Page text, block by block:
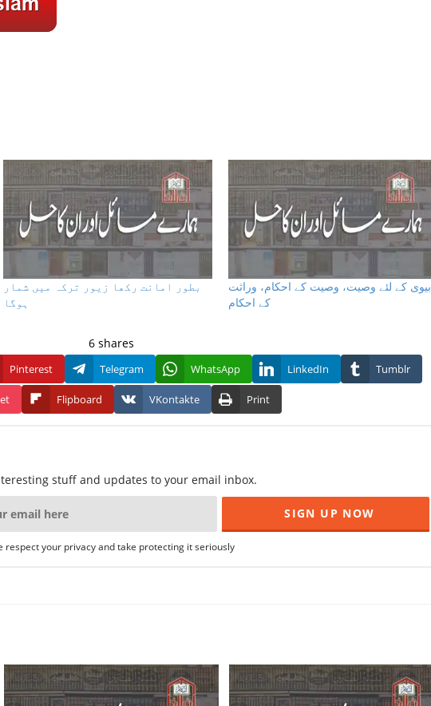
بطور امانت رکھا زیور ترکہ میں شمار
ہوگا
بیوی کے لئے وصیت، وصیت کے احکام، وراثت
کے احکام
6 shares
Pinterest Telegram WhatsApp LinkedIn Tumblr
Flipboard VKontakte Print
stuff and updates to your email inbox.
respect your privacy and take protecting it seriously